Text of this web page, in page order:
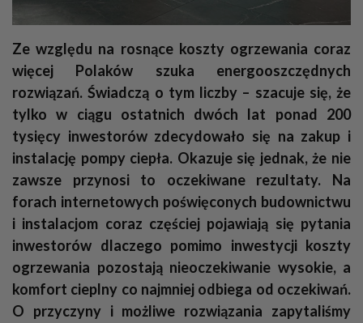
Ze względu na rosnące koszty ogrzewania coraz
więcej Polaków szuka energooszczędnych
rozwiązań. Świadczą o tym liczby – szacuje się, że
tylko w ciągu ostatnich dwóch lat ponad 200
tysięcy inwestorów zdecydowało się na zakup i
instalację pompy ciepła. Okazuje się jednak, że nie
zawsze przynosi to oczekiwane rezultaty. Na
forach internetowych poświęconych budownictwu
i instalacjom coraz częściej pojawiają się pytania
inwestorów dlaczego pomimo inwestycji koszty
ogrzewania pozostają nieoczekiwanie wysokie, a
komfort cieplny co najmniej odbiega od oczekiwań.
O przyczyny i możliwe rozwiązania zapytaliśmy